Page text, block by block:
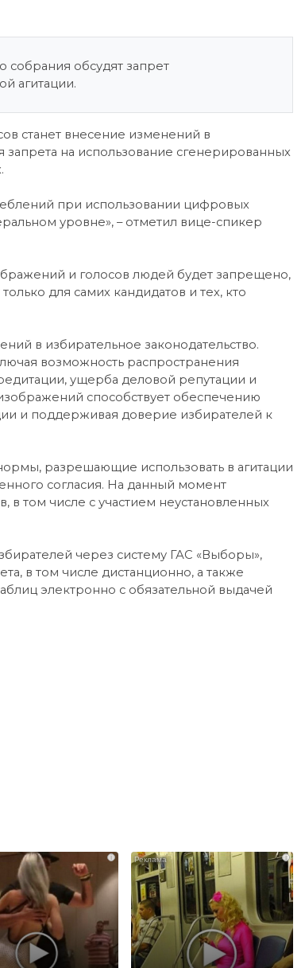
собрания обсудят запрет
агитации.
станет внесение изменений в
на использование сгенерированных
при использовании цифровых
уровне», – отметил вице-спикер
и голосов людей будет запрещено,
для самих кандидатов и тех, кто
в избирательное законодательство.
возможность распространения
ущерба деловой репутации и
способствует обеспечению
и поддерживая доверие избирателей к
разрешающие использовать в агитации
согласия. На данный момент
в том числе с участием неустановленных
через систему ГАС «Выборы»,
в том числе дистанционно, а также
электронно с обязательной выдачей
i i